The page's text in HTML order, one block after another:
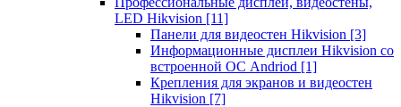
LED Hikvision [11]
Панели для видеостен Hikvision [3]
Информационные дисплеи Hikvision со
встроенной ОС Andriod [1]
Крепления для экранов и видеостен
Hikvision [7]